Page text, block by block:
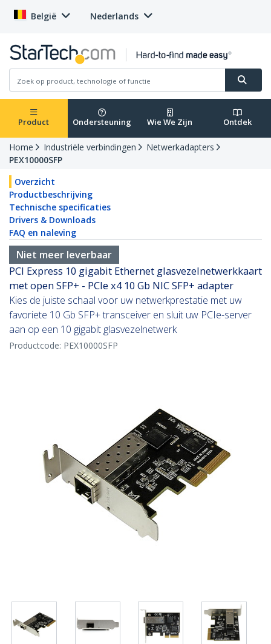
België Nederlands
Product Ondersteuning Wie We Zijn Ontdek
Home Industriële verbindingen
Netwerkadapters
PEX10000SFP
Overzicht
Productbeschrijving
Technische specificaties
Drivers & Downloads
FAQ en naleving
Niet meer leverbaar
PCI Express 10 gigabit Ethernet glasvezelnetwerkkaart
met open SFP+ - PCIe x4 10 Gb NIC SFP+ adapter
Kies de juiste schaal voor uw netwerkprestatie met uw
favoriete 10 Gb SFP+ transceiver en sluit uw PCIe-server
aan op een 10 gigabit glasvezelnetwerk
Productcode: PEX10000SFP